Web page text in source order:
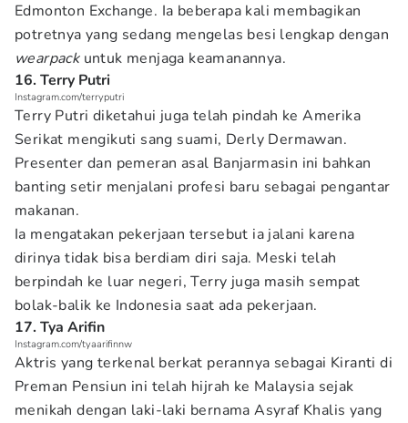
Edmonton Exchange. Ia beberapa kali membagikan
potretnya yang sedang mengelas besi lengkap dengan
wearpackuntuk menjaga keamanannya.
16. Terry Putri
Instagram.com/terryputri
Terry Putri diketahui juga telah pindah ke Amerika
Serikat mengikuti sang suami, Derly Dermawan.
Presenter dan pemeran asal Banjarmasin ini bahkan
banting setir menjalani profesi baru sebagai pengantar
makanan.
Ia mengatakan pekerjaan tersebut ia jalani karena
dirinya tidak bisa berdiam diri saja. Meski telah
berpindah ke luar negeri, Terry juga masih sempat
bolak-balik ke Indonesia saat ada pekerjaan.
17. Tya Arifin
Instagram.com/tyaarifinnw
Aktris yang terkenal berkat perannya sebagai Kiranti di
Preman Pensiun ini telah hijrah ke Malaysia sejak
menikah dengan laki-laki bernama Asyraf Khalis yang